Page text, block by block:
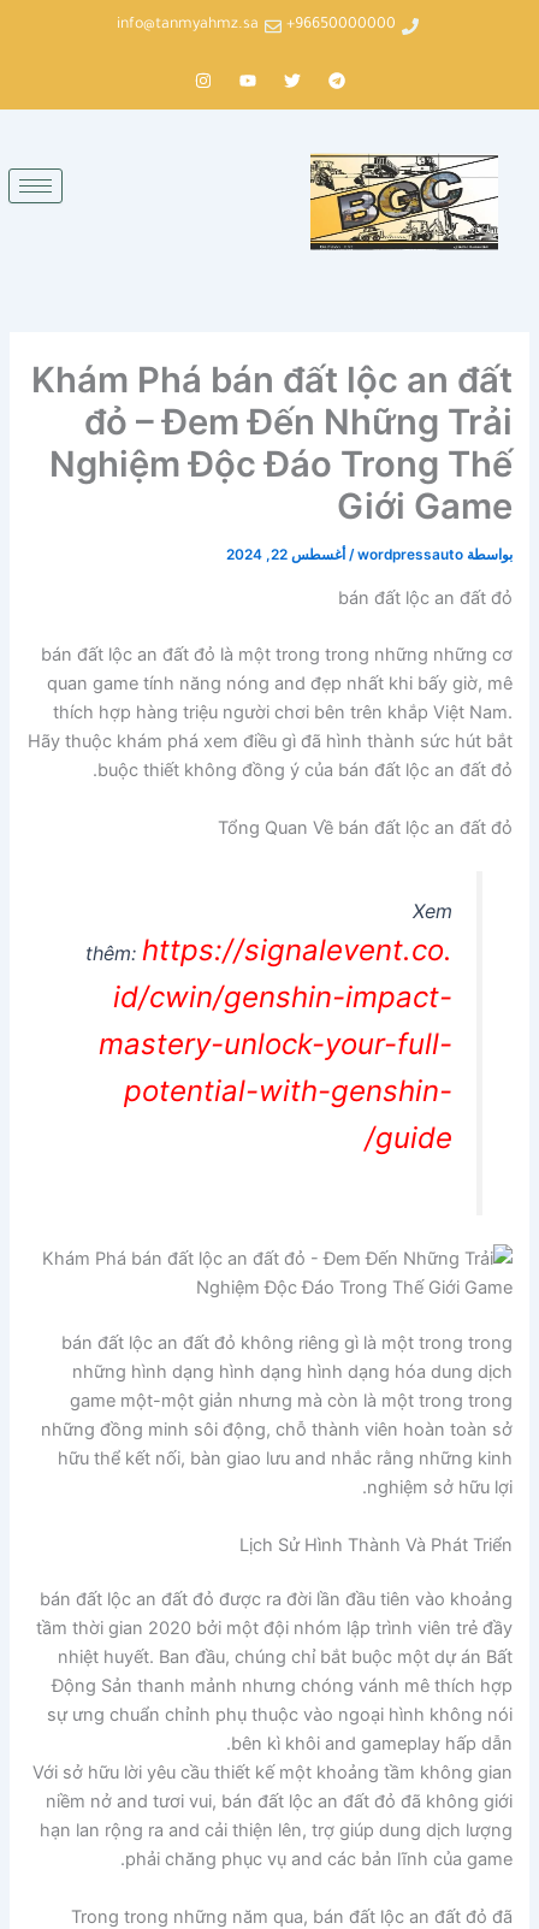
96650000000+
info@tanmyahmz.sa
T
e
r
a
m
T
w
Y
o
I
n
Khám Phá bán đất lộc an đất
đỏ – Đem Đến Những Trải
Nghiệm Độc Đáo Trong Thế
Giới Game
بواسطة wordpressauto
/ أغسطس 22, 2024
bán đất lộc an đất đỏ
bán đất lộc an đất đỏ là một trong trong những những cơ
quan game tính năng nóng and đẹp nhất khi bấy giờ, mê
thích hợp hàng triệu người chơi bên trên khắp Việt Nam.
Hãy thuộc khám phá xem điều gì đã hình thành sức hút bắt
buộc thiết không đồng ý của bán đất lộc an đất đỏ.
Tổng Quan Về bán đất lộc an đất đỏ
Xem
thêm: https://signalevent.co.
id/cwin/genshin-impact-
mastery-unlock-your-full-
potential-with-genshin-
guide/
bán đất lộc an đất đỏ không riêng gì là một trong trong
những hình dạng hình dạng hình dạng hóa dung dịch
game một-một giản nhưng mà còn là một trong trong
những đồng minh sôi động, chỗ thành viên hoàn toàn sở
hữu thể kết nối, bàn giao lưu and nhắc rằng những kinh
nghiệm sở hữu lợi.
Lịch Sử Hình Thành Và Phát Triển
bán đất lộc an đất đỏ được ra đời lần đầu tiên vào khoảng
tầm thời gian 2020 bởi một đội nhóm lập trình viên trẻ đầy
nhiệt huyết. Ban đầu, chúng chỉ bắt buộc một dự án Bất
Động Sản thanh mảnh nhưng chóng vánh mê thích hợp
sự ưng chuẩn chỉnh phụ thuộc vào ngoại hình không nói
bên kì khôi and gameplay hấp dẫn.
Với sở hữu lời yêu cầu thiết kế một khoảng tầm không gian
niềm nở and tươi vui, bán đất lộc an đất đỏ đã không giới
hạn lan rộng ra and cải thiện lên, trợ giúp dung dịch lượng
phải chăng phục vụ and các bản lĩnh của game.
Trong trong những năm qua, bán đất lộc an đất đỏ đã